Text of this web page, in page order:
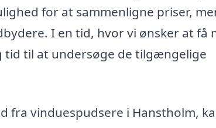
for at sammenligne priser,
I en tid, hvor vi ønsker at få
tid til at undersøge de tilgængelige
vinduespudsere i Hanstholm,